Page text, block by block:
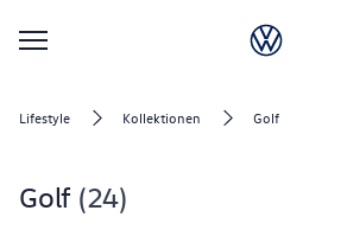
Lifestyle Kollektionen Golf
Golf 24